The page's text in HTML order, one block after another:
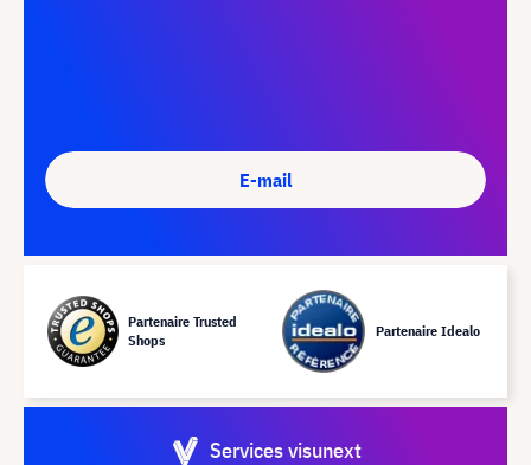
E-mail
Partenaire Trusted
Shops
Partenaire Idealo
Services visunext